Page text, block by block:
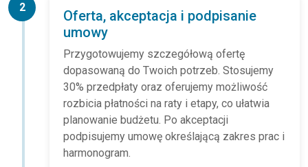
2
Oferta, akceptacja i podpisanie
umowy
Przygotowujemy szczegółową ofertę
dopasowaną do Twoich potrzeb. Stosujemy
30% przedpłaty oraz oferujemy możliwość
rozbicia płatności na raty i etapy, co ułatwia
planowanie budżetu. Po akceptacji
podpisujemy umowę określającą zakres prac i
harmonogram.